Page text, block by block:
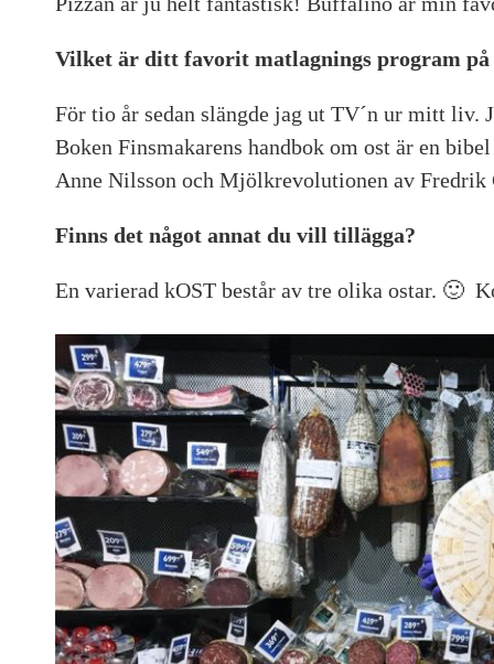
Vilket är ditt favorit matlagnings program på
För tio år sedan slängde jag ut TV´n ur mitt liv.
Boken Finsmakarens handbok om ost är en
Anne Nilsson och Mjölkrevolutionen av Fredrik
Finns det något annat du vill tillägga?
En varierad kOST består av tre olika ostar. 🙂